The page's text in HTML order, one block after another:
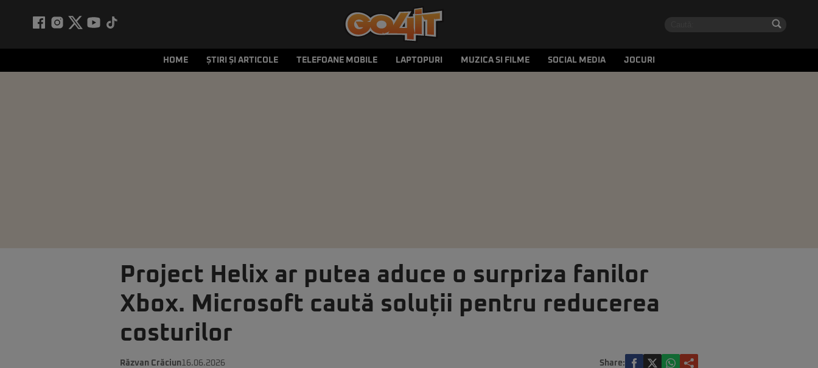
HOME ȘTIRI ȘI ARTICOLE TELEFOANE MOBILE LAPTOPURI MUZICA SI FILME SOCIAL MEDIA JOCURI
Project Helix ar putea aduce o surpriza fanilor
Xbox. Microsoft caută soluții pentru reducerea
costurilor
Răzvan Crăciun16.06.2026 Share: